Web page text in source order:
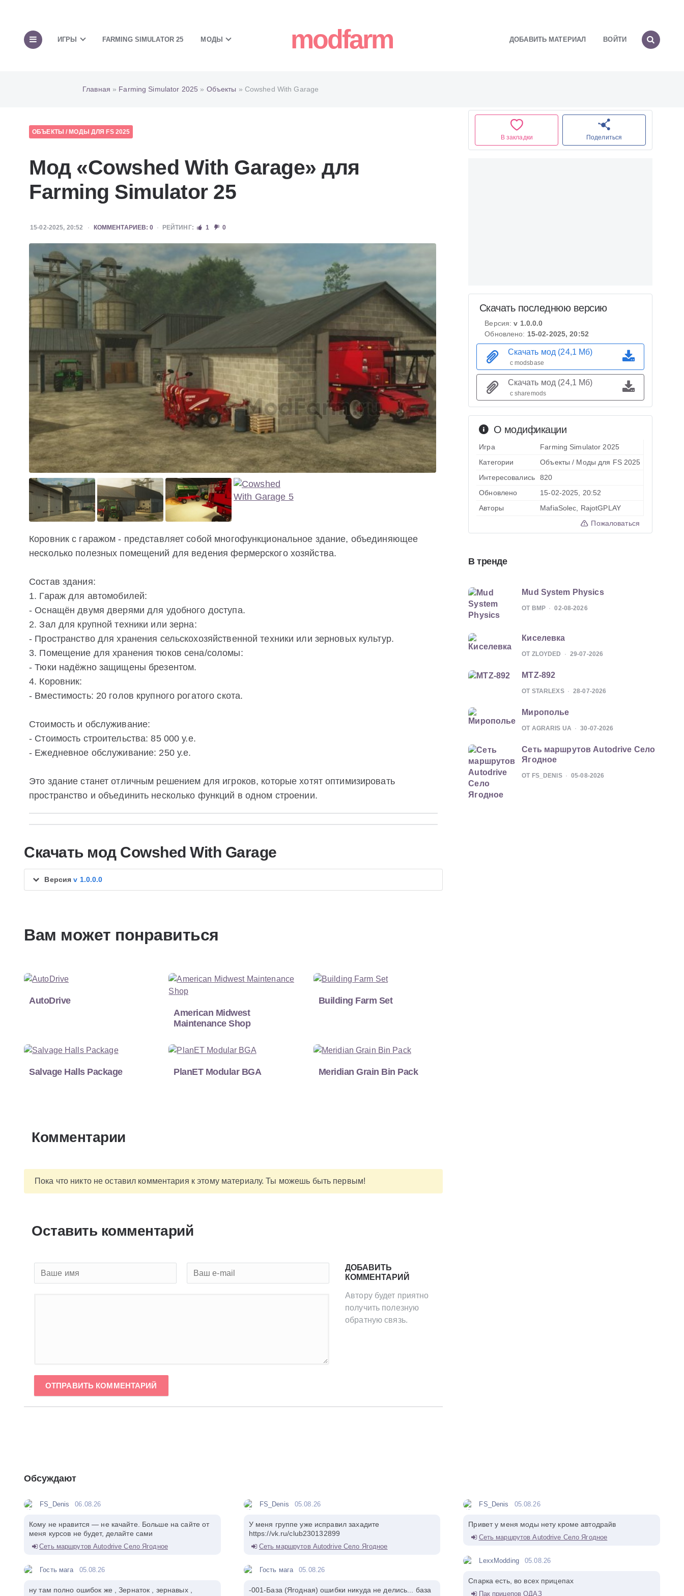
ИГРЫ FARMING SIMULATOR 25 МОДЫ modfarm ДОБАВИТЬ МАТЕРИАЛ ВОЙТИ
Главная » Farming Simulator 2025 » Объекты » Cowshed With Garage
ОБЪЕКТЫ / МОДЫ ДЛЯ FS 2025
Мод «Cowshed With Garage» для
Farming Simulator 25
15-02-2025, 20:52 КОММЕНТАРИЕВ: 0 РЕЙТИНГ: 1 0
Коровник с гаражом - представляет собой многофункциональное здание, объединяющее
несколько полезных помещений для ведения фермерского хозяйства.
Состав здания:
1. Гараж для автомобилей:
- Оснащён двумя дверями для удобного доступа.
2. Зал для крупной техники или зерна:
- Пространство для хранения сельскохозяйственной техники или зерновых культур.
3. Помещение для хранения тюков сена/соломы:
- Тюки надёжно защищены брезентом.
4. Коровник:
- Вместимость: 20 голов крупного рогатого скота.
Стоимость и обслуживание:
- Стоимость строительства: 85 000 у.е.
- Ежедневное обслуживание: 250 у.е.
Это здание станет отличным решением для игроков, которые хотят оптимизировать
пространство и объединить несколько функций в одном строении.
Скачать мод Cowshed With Garage
Версияv 1.0.0.0
Вам может понравиться
AutoDrive
American Midwest
Maintenance Shop
Building Farm Set
Salvage Halls Package PlanET Modular BGA Meridian Grain Bin Pack
Комментарии
Пока что никто не оставил комментария к этому материалу. Ты можешь быть первым!
Оставить комментарий
ДОБАВИТЬ
КОММЕНТАРИЙ
Автору будет приятно
получить полезную
обратную связь.
ОТПРАВИТЬ КОММЕНТАРИЙ
В закладки Поделиться
О модификации
Игра
Farming Simulator 2025
Категории
Объекты / Моды для FS 2025
Интересовались
820
Обновлено
15-02-2025, 20:52
Авторы
MafiaSolec, RajotGPLAY
Пожаловаться
Скачать последнюю версию
Версия:v 1.0.0.0
Обновлено: 15-02-2025, 20:52
Скачать мод (24,1 Мб)
с modsbase
Скачать мод (24,1 Мб)
с sharemods
В тренде
Mud System Physics
ОТ BMP 02-08-2026
Киселевка
ОТ ZLOYDED 29-07-2026
MTZ-892
ОТ STARLEXS 28-07-2026
Мирополье
ОТ AGRARIS UA 30-07-2026
Сеть маршрутов Autodrive Село
Ягодное
ОТ FS_DENIS 05-08-2026
Обсуждают
FS_Denis 06.08.26
Кому не нравится — не качайте. Больше на сайте от
меня курсов не будет, делайте сами
Сеть маршрутов Autodrive Село Ягодное
Гость мага 05.08.26
ну там полно ошибок же , Зернаток , зернавых ,
FS_Denis 05.08.26
У меня группе уже исправил захадите
https://vk.ru/club230132899
Сеть маршрутов Autodrive Село Ягодное
Гость мага 05.08.26
-001-База (Ягодная) ошибки никуда не делись... база
FS_Denis 05.08.26
Привет у меня моды нету кроме автодрайв
Сеть маршрутов Autodrive Село Ягодное
LexxModding 05.08.26
Спарка есть, во всех прицепах
Пак прицепов ОДАЗ